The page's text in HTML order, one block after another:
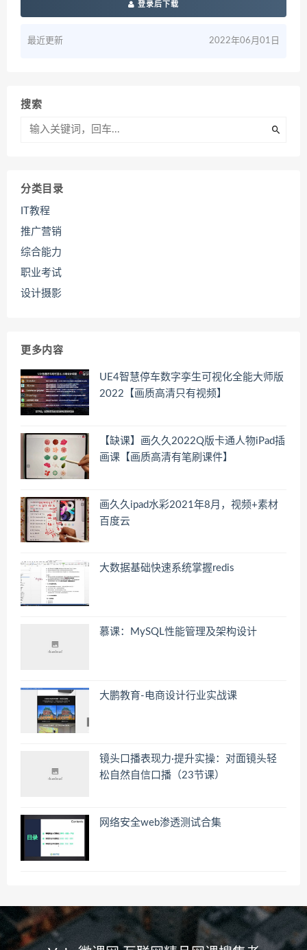
登录后下载
最近更新 2022年06月01日
搜索
分类目录
IT教程
推广营销
综合能力
职业考试
设计摄影
更多内容
UE4智慧停车数字孪生可视化全能大师版
2022【画质高清只有视频】
【缺课】画久久2022Q版卡通人物iPad插
画课【画质高清有笔刷课件】
画久久ipad水彩2021年8月，视频+素材
百度云
大数据基础快速系统掌握redis
慕课：MySQL性能管理及架构设计
大鹏教育-电商设计行业实战课
镜头口播‬表现力·提升实操：对面镜头轻
松自然自信口播（23节课）
网络安全web渗透测试合集